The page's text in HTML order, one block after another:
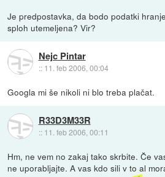
Je predpostavka, da bodo podatki
sploh utemeljena? Vir?
Nejc Pintar
:: 11. feb 2006, 00:04
Googla mi še nikoli ni blo treba plačat.
R33D3M33R
:: 11. feb 2006, 00:11
Hm, ne vem no zakaj tako skrbite. Če
ne uporabljajte. A vas kdo sili v to al